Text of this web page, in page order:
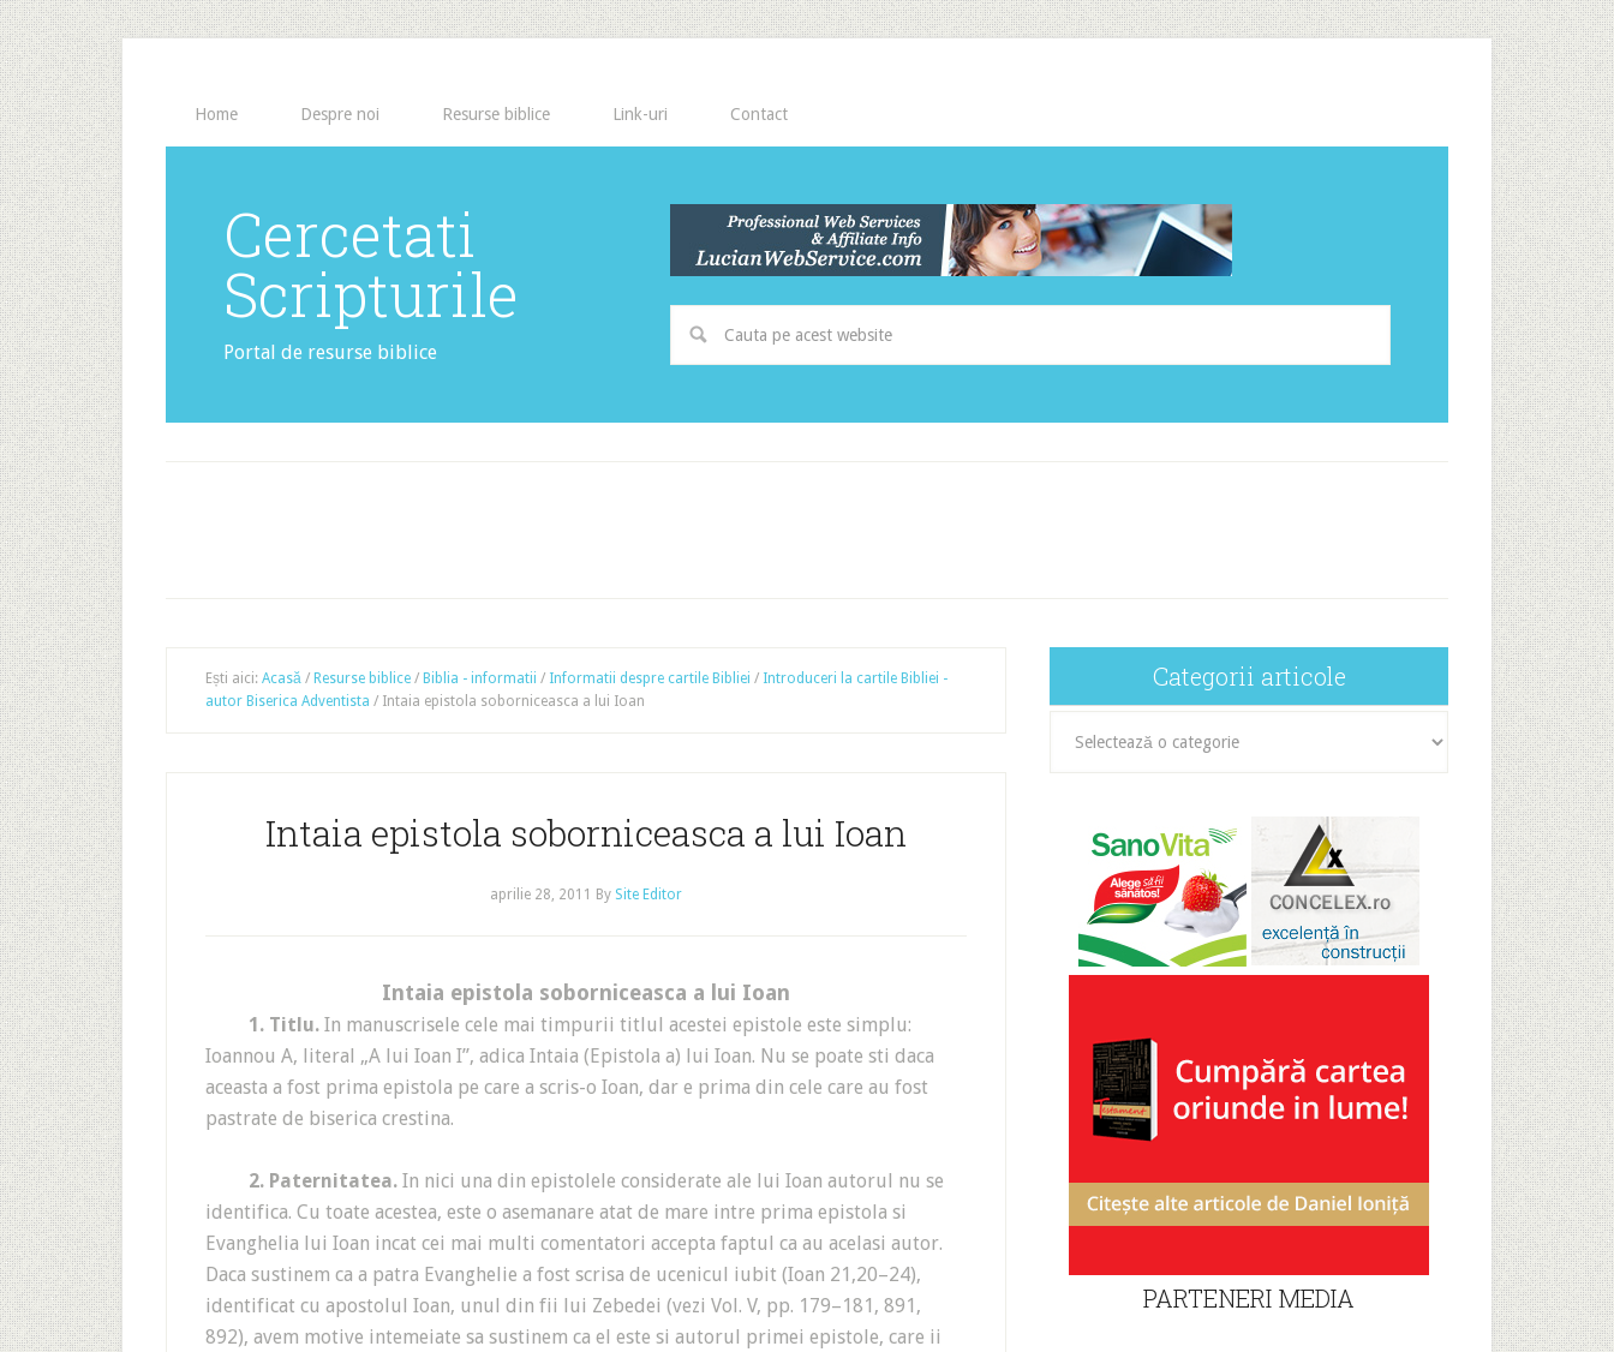
Home Despre noi Resurse biblice Link-uri Contact
Cercetati
Scripturile
Portal de resurse biblice
Ești aici: Acasă / Resurse biblice / Biblia - informatii / Informatii despre cartile Bibliei / Introduceri la cartile Bibliei -
autor Biserica Adventista / Intaia epistola soborniceasca a lui Ioan
Intaia epistola soborniceasca a lui Ioan
aprilie 28, 2011 By Site Editor
Intaia epistola soborniceasca a lui Ioan
1. Titlu. In manuscrisele cele mai timpurii titlul acestei epistole este simplu:
Ioannou A, literal „A lui Ioan I”, adica Intaia (Epistola a) lui Ioan. Nu se poate sti daca
aceasta a fost prima epistola pe care a scris-o Ioan, dar e prima din cele care au fost
pastrate de biserica crestina.
2. Paternitatea. In nici una din epistolele considerate ale lui Ioan autorul nu se
identifica. Cu toate acestea, este o asemanare atat de mare intre prima epistola si
Evanghelia lui Ioan incat cei mai multi comentatori accepta faptul ca au acelasi autor.
Daca sustinem ca a patra Evanghelie a fost scrisa de ucenicul iubit (Ioan 21,20–24),
identificat cu apostolul Ioan, unul din fii lui Zebedei (vezi Vol. V, pp. 179–181, 891,
892), avem motive intemeiate sa sustinem ca el este si autorul primei epistole, care ii
Categorii articole
articole
PARTENERI MEDIA